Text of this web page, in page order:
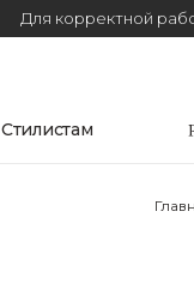
Для корректной
Стилистам